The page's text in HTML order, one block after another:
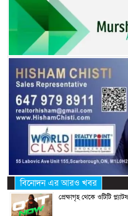
বিনোদন এর আরও খবর
প্রেক্ষাগৃহ থেকে ওটিটি